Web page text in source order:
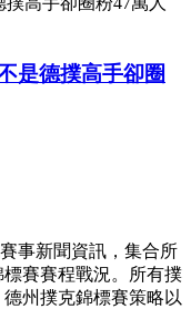
是德撲高手卻圈
事新聞資訊，集合所
賽賽程戰況。所有撲
州撲克錦標賽策略以